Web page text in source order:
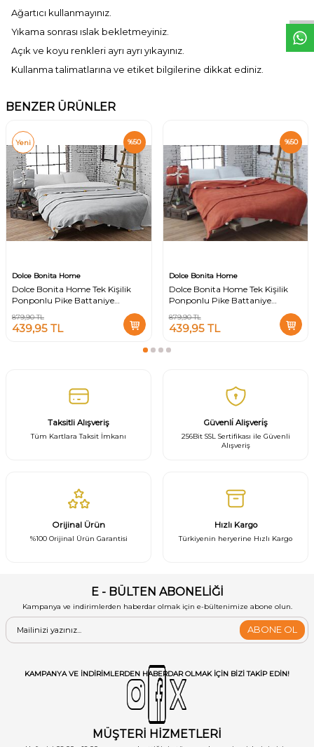
Ağartıcı kullanmayınız.
Yıkama sonrası ıslak bekletmeyiniz.
Açık ve koyu renkleri ayrı ayrı yıkayınız.
Kullanma talimatlarına ve etiket bilgilerine dikkat ediniz.
BENZER ÜRÜNLER
%50
Yeni
Dolce Bonita Home
Dolce Bonita Home Tek Kişilik
Ponponlu Pike Battaniye
879,90TL
439,95 TL
%50
Dolce Bonita Home
Dolce Bonita Home Tek Kişilik
Ponponlu Pike Battaniye
879,90TL
439,95TL
Taksitli Alışveriş
Tüm Kartlara Taksit İmkanı
Güvenli̇ Alişveri̇ş
256Bit SSL Sertifikası ile Güvenli
Alışveriş
Orijinal Ürün
%100 Orijinal Ürün Garantisi
Hızlı Kargo
Türkiyenin heryerine Hızlı Kargo
E - BÜLTEN ABONELİĞİ
Kampanya ve indirimlerden haberdar olmak için e-bültenimize abone olun.
ABONE OL
KAMPANYA VE INDIRIMLERDEN HABERDAR OLMAK IÇIN BIZI TAKIP EDIN!
MÜŞTERİ HİZMETLERİ